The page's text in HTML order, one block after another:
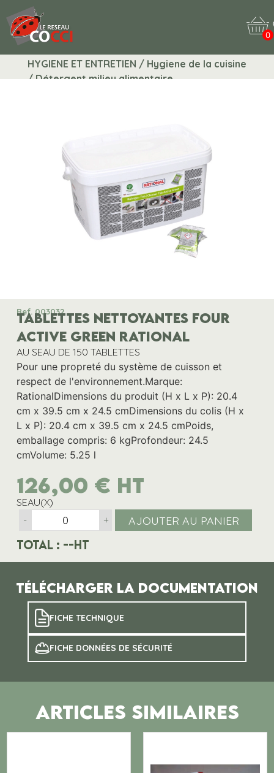
0
HYGIENE ET ENTRETIEN / Hygiene de la cuisine
/ Détergent milieu alimentaire
Ref. 003032
TABLETTES NETTOYANTES FOUR
ACTIVE GREEN RATIONAL
AU SEAU DE 150 TABLETTES
Pour une propreté du système de cuisson et
respect de l'environnement.Marque:
RationalDimensions du produit (H x L x P): 20.4
cm x 39.5 cm x 24.5 cmDimensions du colis (H x
L x P): 20.4 cm x 39.5 cm x 24.5 cmPoids,
emballage compris: 6 kgProfondeur: 24.5
cmVolume: 5.25 l
126,00 € HT
SEAU(X)
-
+ AJOUTER AU PANIER
Total : --HT
Télécharger la documentation
FICHE TECHNIQUE
FICHE DONNÉES DE SÉCURITÉ
ARTICLES SIMILAIRES